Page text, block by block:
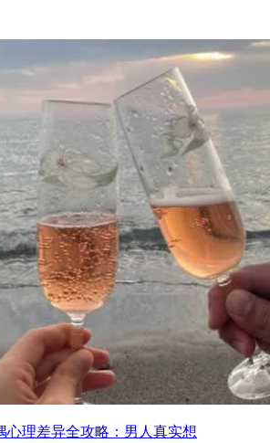
心理差异全攻略：男人真实想